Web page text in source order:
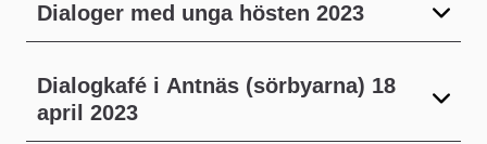
Dialoger med unga hösten 2023
Dialogkafé i Antnäs (sörbyarna) 18
april 2023